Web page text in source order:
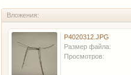
Вложения:
P4020312.JPG
Размер файла:
Просмотров: